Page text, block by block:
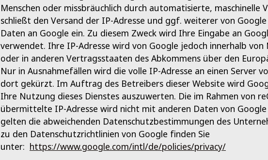
Menschen oder missbräuchlich durch automatisierte,
schließt den Versand der IP-Adresse und ggf. weiterer von
Daten an Google ein. Zu diesem Zweck wird Ihre Eingabe an
verwendet. Ihre IP-Adresse wird von Google jedoch innerhalb
oder in anderen Vertragsstaaten des Abkommens über den
Nur in Ausnahmefällen wird die volle IP-Adresse an einen Server
dort gekürzt. Im Auftrag des Betreibers dieser Website wird
Ihre Nutzung dieses Dienstes auszuwerten. Die im Rahmen von
übermittelte IP-Adresse wird nicht mit anderen Daten von
gelten die abweichenden Datenschutzbestimmungen des
zu den Datenschutzrichtlinien von Google finden Sie
unter: https://www.google.com/intl/de/policies/privacy/